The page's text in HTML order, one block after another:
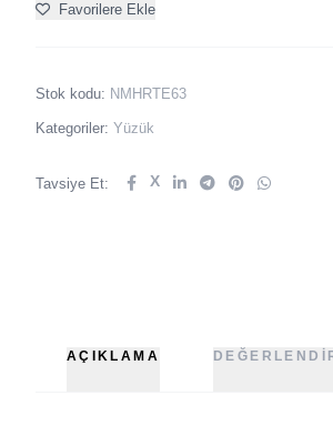
Favorilere Ekle
Stok kodu: NMHRTE63
Kategoriler: Yüzük
Tavsiye Et: X
AÇIKLAMA